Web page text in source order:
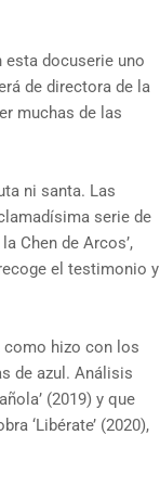
esta docuserie uno
de directora de la
muchas de las
ni santa. Las
serie de
Chen de Arcos’,
el testimonio y
como hizo con los
de azul. Análisis
(2019) y que
‘Libérate’ (2020),